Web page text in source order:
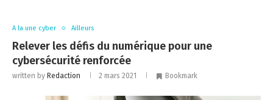
A la une cyber Ailleurs
Relever les défis du numérique pour une
cybersécurité renforcée
written by Redaction 2 mars 2021 Bookmark